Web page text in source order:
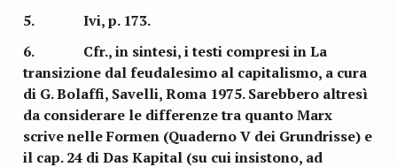
5. Ivi, p. 173.
6. Cfr., in sintesi, i testi compresi in La
transizione dal feudalesimo al capitalismo, a cura
di G. Bolaffi, Savelli, Roma 1975. Sarebbero altresì
da considerare le differenze tra quanto Marx
scrive nelle Formen (Quaderno V dei Grundrisse) e
il cap. 24 di Das Kapital (su cui insistono, ad